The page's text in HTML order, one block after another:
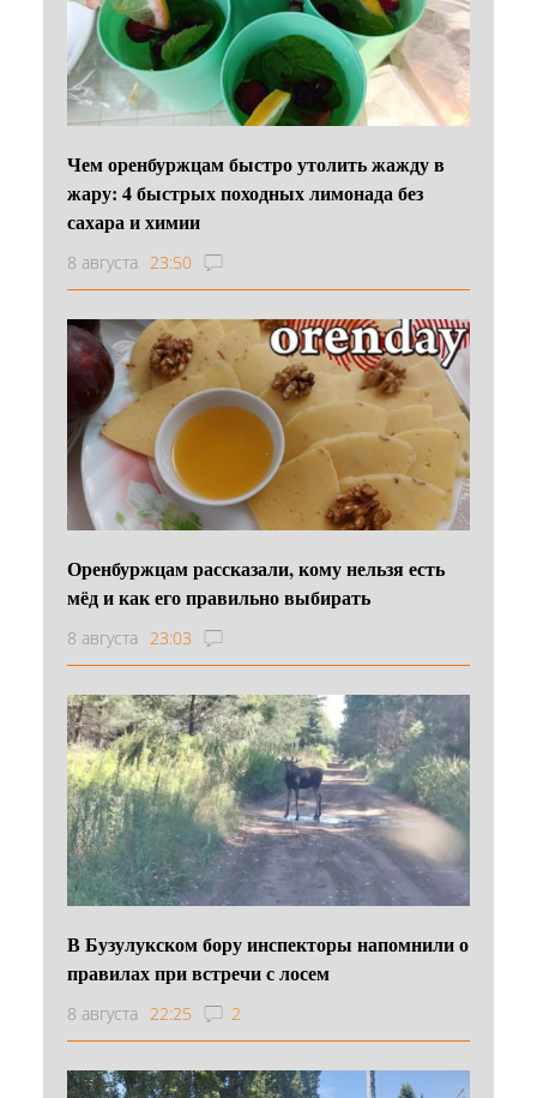
Чем оренбуржцам быстро утолить жажду в
жару: 4 быстрых походных лимонада без
сахара и химии
8 августа 23:50
Оренбуржцам рассказали, кому нельзя есть
мёд и как его правильно выбирать
8 августа 23:03
В Бузулукском бору инспекторы напомнили о
правилах при встречи с лосем
8 августа 22:25 2